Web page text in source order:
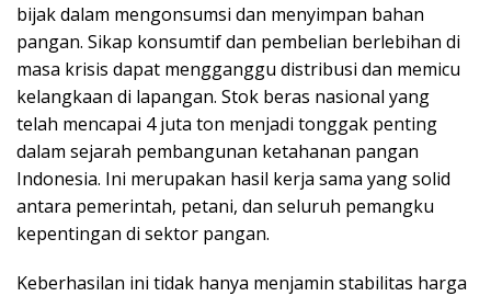
bijak dalam mengonsumsi dan menyimpan bahan
pangan. Sikap konsumtif dan pembelian berlebihan di
masa krisis dapat mengganggu distribusi dan memicu
kelangkaan di lapangan. Stok beras nasional yang
telah mencapai 4 juta ton menjadi tonggak penting
dalam sejarah pembangunan ketahanan pangan
Indonesia. Ini merupakan hasil kerja sama yang solid
antara pemerintah, petani, dan seluruh pemangku
kepentingan di sektor pangan.
Keberhasilan ini tidak hanya menjamin stabilitas harga